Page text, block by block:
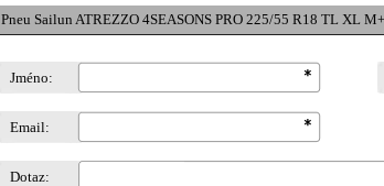
Pneu Sailun ATREZZO 4SEASONS PRO 225/55 R18 TL XL
Jméno:
Email:
Dotaz: